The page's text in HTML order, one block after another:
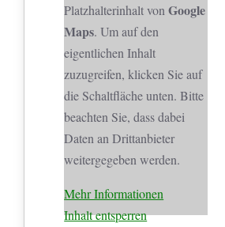
Platzhalterinhalt vonGoogle
Maps. Um auf den
eigentlichen Inhalt
zuzugreifen, klicken Sie auf
die Schaltfläche unten. Bitte
beachten Sie, dass dabei
Daten an Drittanbieter
weitergegeben werden.
Mehr Informationen
Inhalt entsperren